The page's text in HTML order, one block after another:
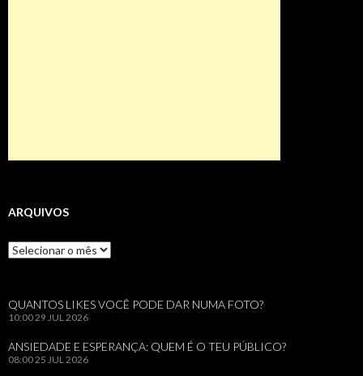
ARQUIVOS
Arquivos
QUANTOS LIKES VOCÊ PODE DAR NUMA FOTO?
10:0029 JUL 2026
ANSIEDADE E ESPERANÇA: QUEM É O TEU PÚBLICO?
08:0025 JUL 2026